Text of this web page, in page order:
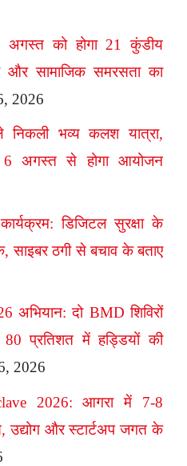
अगस्त को होगा 21 कुंडीय
और सामाजिक समरसता का
2026
निकली भव्य कलश यात्रा,
6 अगस्त से होगा आयोजन
डिजिटल सुरक्षा के
साइबर ठगी से बचाव के बताए
अभियान: दो BMD शिविरों
प्रतिशत में हड्डियों की
2026
2026: आगरा में 7-8
उद्योग और स्टार्टअप जगत के